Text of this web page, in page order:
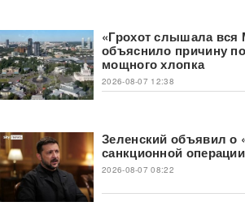
«Грохот слышала
объяснило причину
мощного хлопка
2026-08-07 12:38
Зеленский объявил о
санкционной
2026-08-07 08:22